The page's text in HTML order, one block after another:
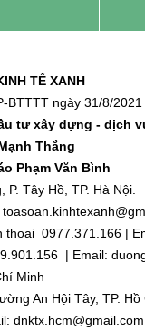
TẾ XANH
BTTTT ngày 31/8/
tư xây dựng - dịch
Thắng
Phạm Văn Bình
Tây Hồ, TP. Hà Nội.
thoại 0977.371.166 |
| Email:
Minh
An Hội Tây, TP. Hồ
dnktx.hcm@gmail.com